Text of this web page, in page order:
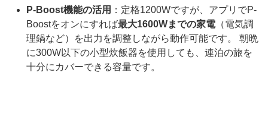
P-Boost機能の活用 ：定格1200Wですが、アプリでP-
Boostをオンにすれば最大1600Wまでの家電（電気調
理鍋など）を出力を調整しながら動作可能です。 朝晩
に300W以下の小型炊飯器を使用しても、連泊の旅を
十分にカバーできる容量です。